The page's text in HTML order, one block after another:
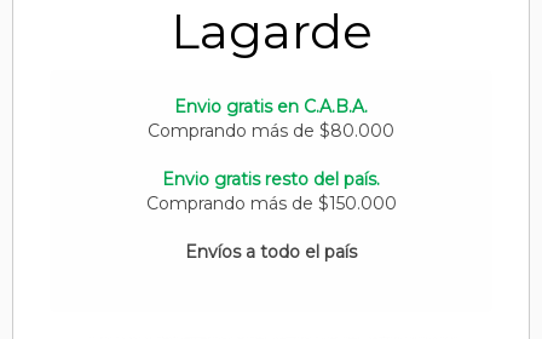
Lagarde
Envio gratis en C.A.B.A.
Comprando más de $80.000
Envio gratis resto del país.
Comprando más de $150.000
Envíos a todo el país